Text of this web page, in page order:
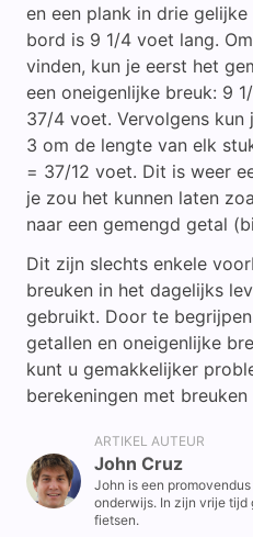
en een plank in drie
bord is 9 1/4 voet lang.
vinden, kun je eerst het
een oneigenlijke breuk: 9
37/4 voet. Vervolgens
3 om de lengte van elk
= 37/12 voet. Dit is weer
je zou het kunnen laten
naar een gemengd getal
Dit zijn slechts enkele
breuken in het dagelijks
gebruikt. Door te
getallen en oneigenlijke
kunt u gemakkelijker
berekeningen met breuken
ARTIKEL AUTEUR
John Cruz
John is een
onderwijs. In zijn vrije tijd
fietsen.